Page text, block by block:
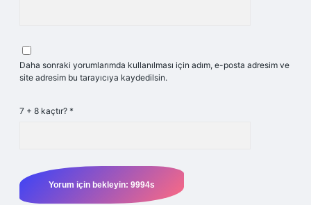
Daha sonraki yorumlarımda kullanılması için adım, e-posta adresim ve
site adresim bu tarayıcıya kaydedilsin.
7 + 8 kaçtır? *